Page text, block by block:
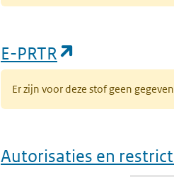
E-PRTR
Er zijn voor deze stof geen
Autorisaties en